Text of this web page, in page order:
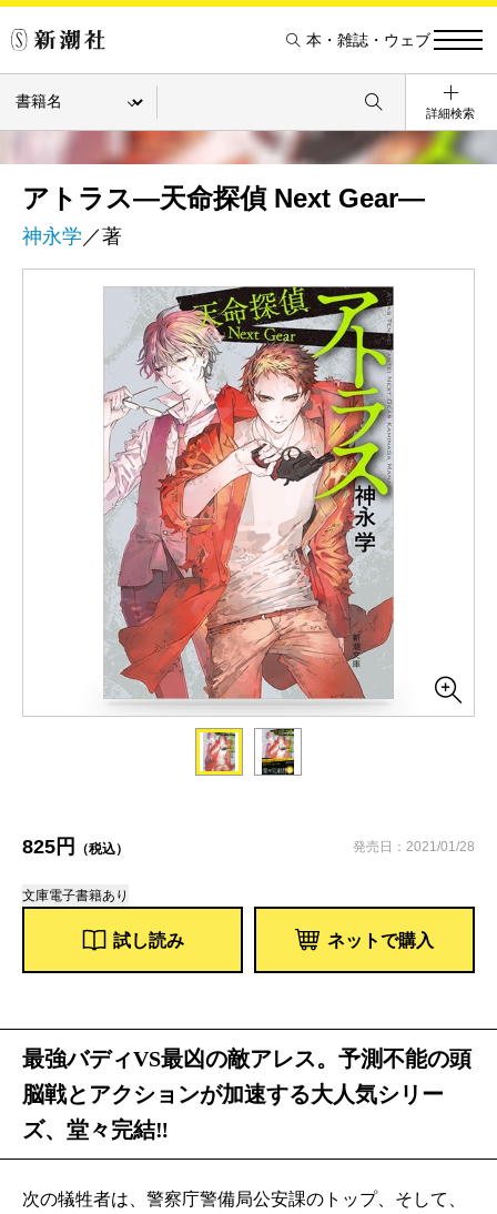
本・雑誌・ウェブ
詳細検索
アトラス―天命探偵 Next Gear―
神永学 ／著
825円 （税込） 発売日：2021/01/28
文庫電子書籍あり
試し読み ネットで購入
最強バディVS最凶の敵アレス。予測不能の頭
脳戦とアクションが加速する大人気シリー
ズ、堂々完結‼
次の犠牲者は、警察庁警備局公安課のトップ、そして、